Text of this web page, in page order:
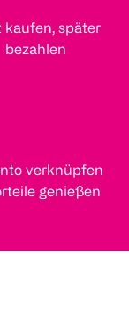
kaufen, später
bezahlen
verknüpfen
genießen